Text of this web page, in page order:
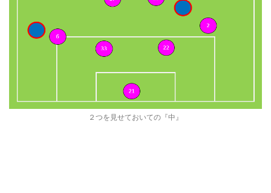
２つを見せておいての『中』